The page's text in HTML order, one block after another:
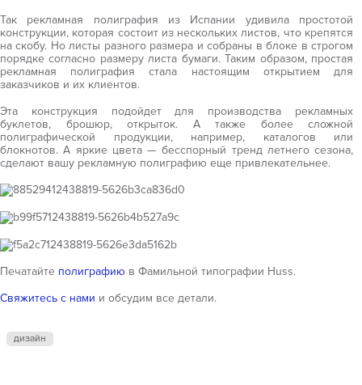
Так рекламная полиграфия из Испании удивила простотой
конструкции, которая состоит из нескольких листов, что крепятся
на скобу. Но листы разного размера и собраны в блоке в строгом
порядке согласно размеру листа бумаги. Таким образом, простая
рекламная полиграфия стала настоящим открытием для
заказчиков и их клиентов.
Эта конструкция подойдет для производства рекламных
буклетов, брошюр, открыток. А также более сложной
полиграфической продукции, например, каталогов или
блокнотов. А яркие цвета — бесспорный тренд летнего сезона,
сделают вашу рекламную полиграфию еще привлекательнее.
Печатайте полиграфию в Фамильной типографии Huss.
Свяжитесь с нами и обсудим все детали.
дизайн